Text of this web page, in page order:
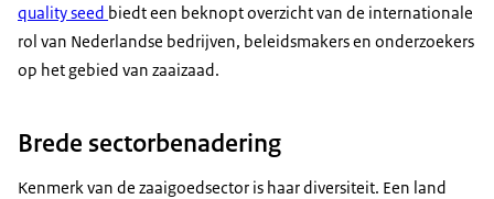
quality seed biedt een beknopt overzicht van de internationale
rol van Nederlandse bedrijven, beleidsmakers en onderzoekers
op het gebied van zaaizaad.
Brede sectorbenadering
Kenmerk van de zaaigoedsector is haar diversiteit. Een land